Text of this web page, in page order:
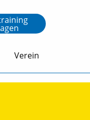
Verein